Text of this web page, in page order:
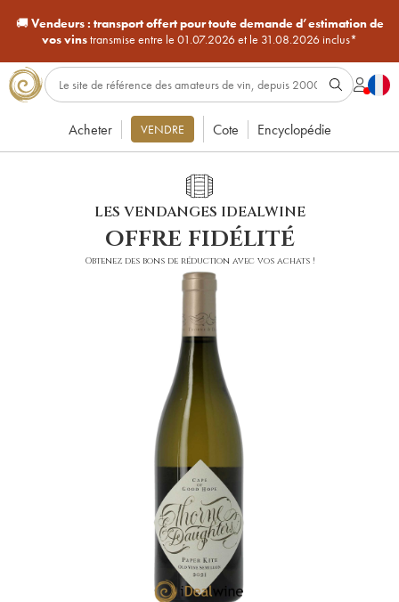
🚚Vendeurs : transport offert pour toute demande d’estimation de
vos vinstransmise entre le 01.07.2026 et le 31.08.2026 inclus*
Acheter VENDRE Cote Encyclopédie
LES VENDANGES IDEALWINE
offre fidélité
Obtenez des bons de réduction avec vos achats !